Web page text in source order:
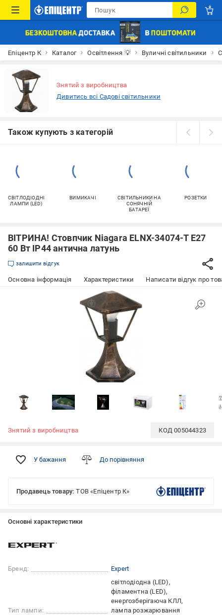
Епіцентр К Каталог Освітлення 💡 Вуличні світильники
Знятий з виробництва
Дивитись всі Садові світильники
Також купують з категорій
СВІТЛОДІОДНІ
ЛАМПИ (LED)
ВИМИКАЧІ
СВІТИЛЬНИКИ НА
СОНЯЧНІЙ
БАТАРЕЇ
РОЗЕТКИ
ВІТРИНА! Стовпчик Niagara ELNX-34074-T E27
60 Вт IP44 антична латунь
залишити відгук
Основна інформація Характеристики Написати відгук про
Знятий з виробництва КОД005044323
У бажання До порівняння
Продавець товару: ТОВ «Епіцентр К»
Основні характеристики
Бренд: Expert
Тип лампи:
світлодіодна (LED)
філаментна (LED)
енергозберігаюча КЛЛ
лампа розжарювання